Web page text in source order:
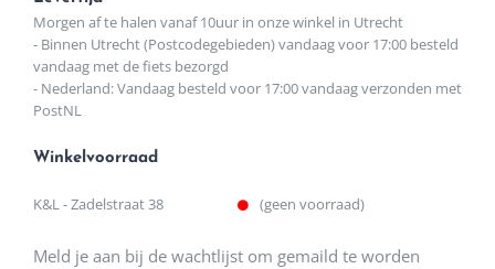
Morgen af te halen vanaf 10uur in onze winkel in Utrecht
- Binnen Utrecht (Postcodegebieden) vandaag voor 17:00 besteld
vandaag met de fiets bezorgd
- Nederland: Vandaag besteld voor 17:00 vandaag verzonden met
PostNL
Winkelvoorraad
K&L - Zadelstraat 38 (geen voorraad)
Meld je aan bij de wachtlijst om gemaild te worden